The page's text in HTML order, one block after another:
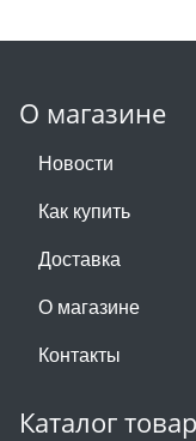
О магазине
Новости
Как купить
Доставка
О магазине
Контакты
Каталог